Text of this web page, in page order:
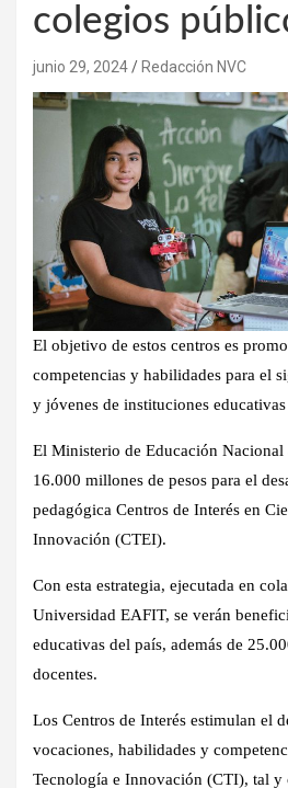
colegios
junio 29, 2024 Redacción NVC
El objetivo de estos centros es
competencias y habilidades para el
y jóvenes de instituciones
El Ministerio de Educación
16.000 millones de pesos para el
pedagógica Centros de Interés en
Innovación (CTEI).
Con esta estrategia, ejecutada en
Universidad EAFIT, se verán
educativas del país, además de
docentes.
Los Centros de Interés estimulan el
vocaciones, habilidades y
Tecnología e Innovación (CTI), tal y